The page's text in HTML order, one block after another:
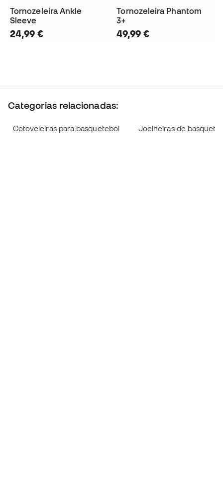
Tornozeleira Ankle
Sleeve
24,99 €
Tornozeleira Phantom
3+
49,99 €
Categorias relacionadas:
Cotoveleiras para basquetebol Joelheiras de